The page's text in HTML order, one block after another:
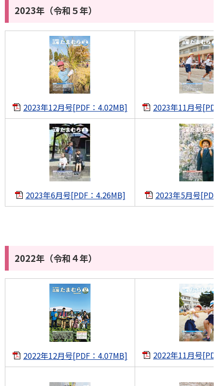
2023年（令和５年）
2023年12月号[PDF：4.02MB] 2023年11月号
2023年6月号[PDF：4.26MB] 2023年5月号
2022年（令和４年）
2022年12月号[PDF：4.07MB] 2022年11月号